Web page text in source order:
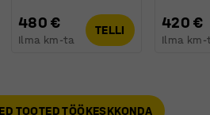
480 €
Ilma km-ta
TELLI 420 €
Ilma
TOOTED TÖÖKESKKONDA